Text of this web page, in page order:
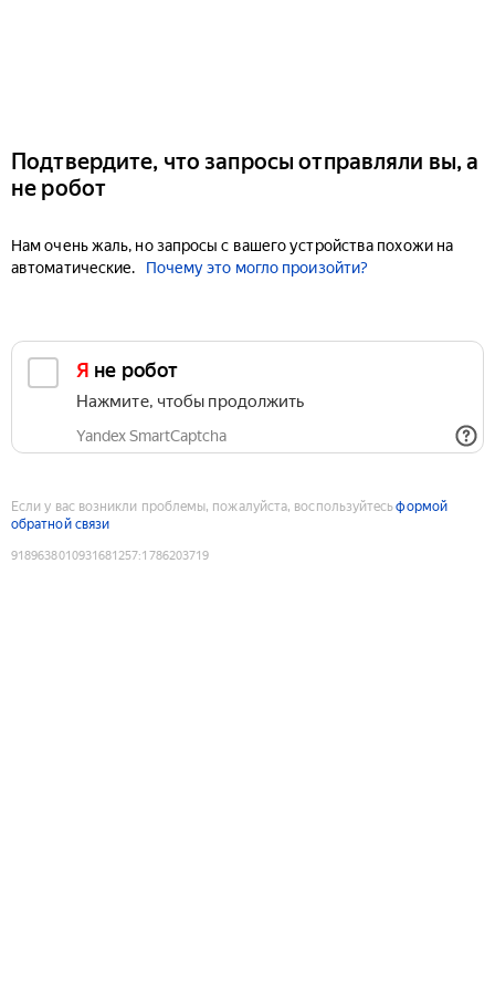
Подтвердите, что запросы отправляли вы, а
не робот
Нам очень жаль, но запросы с вашего устройства похожи на
автоматические.
Почему это могло произойти?
Я не робот
Нажмите, чтобы продолжить
Yandex SmartCaptcha
Если у вас возникли проблемы, пожалуйста, воспользуйтесьформой
обратной связи
9189638010931681257:1786203719